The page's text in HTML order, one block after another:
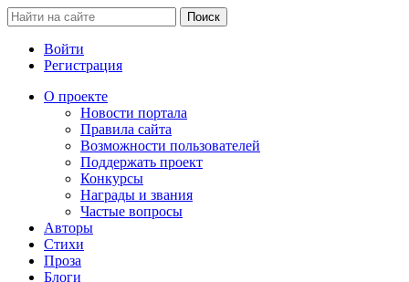
Войти
Регистрация
О проекте
Новости портала
Правила сайта
Возможности пользователей
Поддержать проект
Конкурсы
Награды и звания
Частые вопросы
Авторы
Стихи
Проза
Блоги